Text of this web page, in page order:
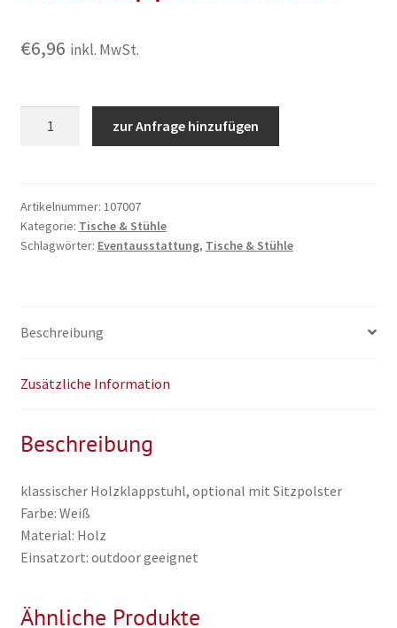
€6,96 inkl. MwSt.
zur Anfrage hinzufügen
Artikelnummer: 107007
Kategorie: Tische & Stühle
Schlagwörter: Eventausstattung, Tische & Stühle
Beschreibung
Zusätzliche Information
Beschreibung
klassischer Holzklappstuhl, optional mit Sitzpolster
Farbe: Weiß
Material: Holz
Einsatzort: outdoor geeignet
Ähnliche Produkte